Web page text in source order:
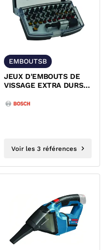
EMBOUTSB
JEUX D'EMBOUTS DE
VISSAGE EXTRA DURS
BOSCH
Voir les 3 références